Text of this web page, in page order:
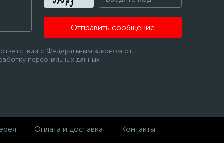
Отправить сообщение
с Федеральным законом от
персональных данных
Оплата и доставка Контакты